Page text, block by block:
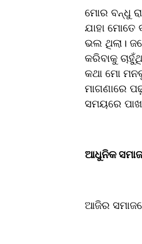
ମୋର ବନ୍ଧୁ
ଯାହା
ଭଲ ଥିଲା।
କରିବାକୁ
କଥା ମୋ
ମାଗଣାରେ
ସମୟରେ
ଆଧୁନିକ
ଆଜିର